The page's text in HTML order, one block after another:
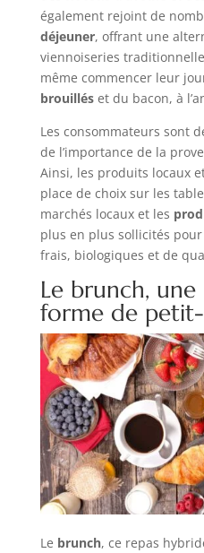
également rejoint de
déjeuner, offrant une
viennoiseries
même commencer leur
brouilléset du bacon, à
Les consommateurs sont
de l’importance de la
Ainsi, les produits locaux
place de choix sur les
marchés locaux et les
plus en plus sollicités
frais, biologiques et de
Le brunch,
forme de
Le brunch, ce repas